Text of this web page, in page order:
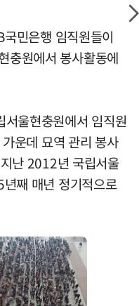
민은행 임직원들이
충원에서 봉사활동에
울현충원에서 임직원
운데 묘역 관리 봉사
난 2012년 국립서울
째 매년 정기적으로